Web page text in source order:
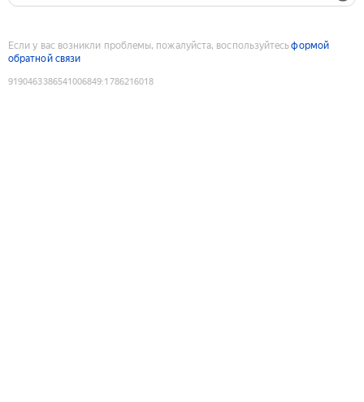
Если у вас возникли проблемы, пожалуйста, воспользуйтесьформой
обратной связи
9190463386541006849:1786216018